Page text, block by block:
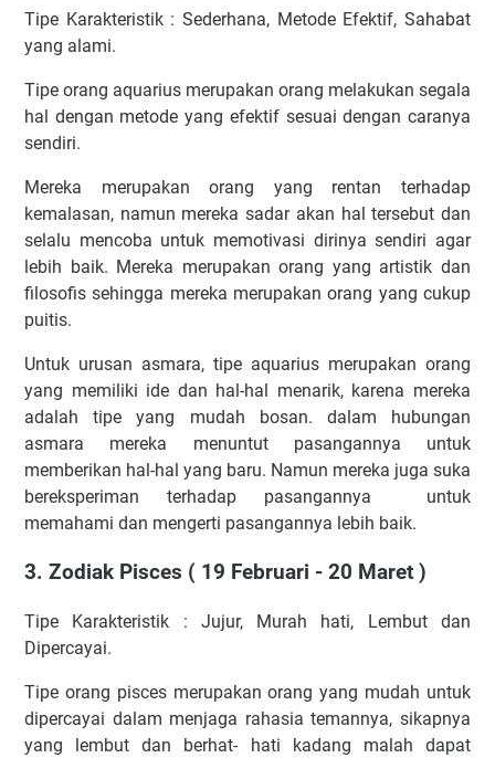
Tipe Karakteristik : Sederhana, Metode Efektif, Sahabat
yang alami.
Tipe orang aquarius merupakan orang melakukan segala
hal dengan metode yang efektif sesuai dengan caranya
sendiri.
Mereka merupakan orang yang rentan terhadap
kemalasan, namun mereka sadar akan hal tersebut dan
selalu mencoba untuk memotivasi dirinya sendiri agar
lebih baik. Mereka merupakan orang yang artistik dan
filosofis sehingga mereka merupakan orang yang cukup
puitis.
Untuk urusan asmara, tipe aquarius merupakan orang
yang memiliki ide dan hal-hal menarik, karena mereka
adalah tipe yang mudah bosan. dalam hubungan
asmara mereka menuntut pasangannya untuk
memberikan hal-hal yang baru. Namun mereka juga suka
bereksperiman terhadap pasangannya untuk
memahami dan mengerti pasangannya lebih baik.
3. Zodiak Pisces ( 19 Februari - 20 Maret )
Tipe Karakteristik : Jujur, Murah hati, Lembut dan
Dipercayai.
Tipe orang pisces merupakan orang yang mudah untuk
dipercayai dalam menjaga rahasia temannya, sikapnya
yang lembut dan berhat- hati kadang malah dapat